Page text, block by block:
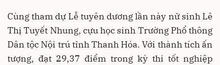
Cùng tham dự Lễ tuyên dương lần này nữ sinh Lê
Thị Tuyết Nhung, cựu học sinh Trường Phổ thông
Dân tộc Nội trú tỉnh Thanh Hóa. Với thành tích ấn
tượng, đạt 29,37 điểm trong kỳ thi tốt nghiệp